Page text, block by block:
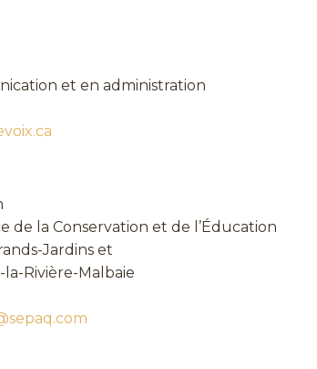
et en administration
de la Conservation et de l’Éducation
Jardins et
Rivière-Malbaie